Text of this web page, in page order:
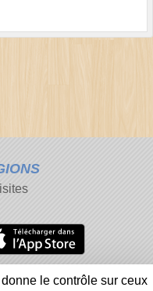
des cookies
le contrôle sur ceux